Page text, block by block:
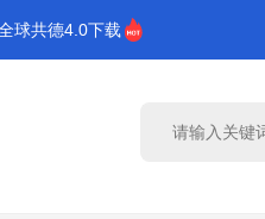
球共德4.0下载